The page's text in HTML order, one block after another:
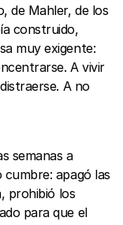
de Mahler, de los
construido,
muy exigente:
A vivir
A no
semanas a
apagó las
prohibió los
para que el